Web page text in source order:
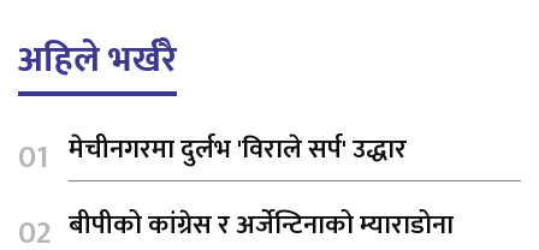
अहिले भर्खरै
मेचीनगरमा दुर्लभ 'विराले सर्प' उद्धार
बीपीको कांग्रेस र अर्जेन्टिनाको म्याराडोना